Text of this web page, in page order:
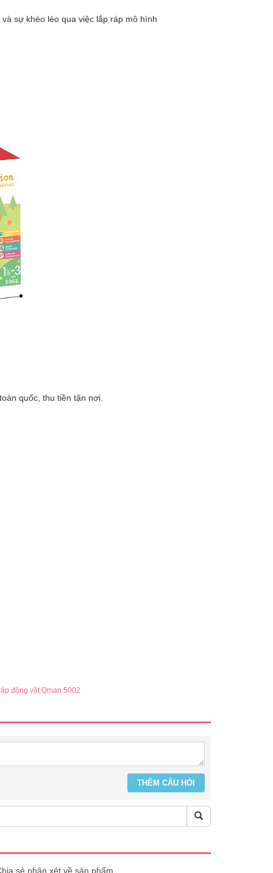
sự khéo léo qua việc lắp ráp mô hình
quốc, thu tiền tận nơi.
động vật Qman 5002
sẻ nhận xét về sản phẩm